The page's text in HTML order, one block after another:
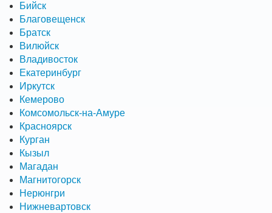
Бийск
Благовещенск
Братск
Вилюйск
Владивосток
Екатеринбург
Иркутск
Кемерово
Комсомольск-на-Амуре
Красноярск
Курган
Кызыл
Магадан
Магнитогорск
Нерюнгри
Нижневартовск